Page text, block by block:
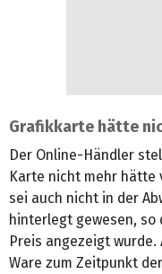
Grafikkarte hätte
Der Online-Händler
Karte nicht mehr hätte
sei auch nicht in der
hinterlegt gewesen, so
Preis angezeigt
Ware zum Zeitpunkt